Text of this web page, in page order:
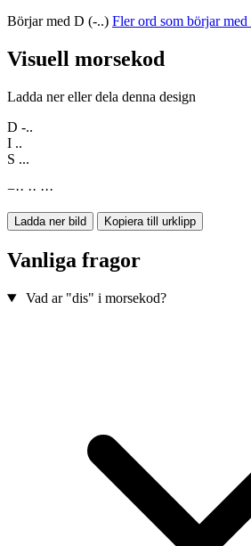
Börjar med D (-..) Fler ord som börjar med
Visuell morsekod
Ladda ner eller dela denna design
D -..
I ..
S ...
−·· ·· ···
Ladda ner bild Kopiera till urklipp
Vanliga fragor
Vad ar "dis" i morsekod?